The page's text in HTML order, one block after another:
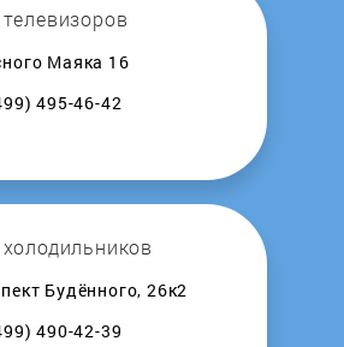
Kentatsu
Kerona
zavod
Kiturami
Маяка 16
495-46-42
Будённого, 26к2
490-42-39